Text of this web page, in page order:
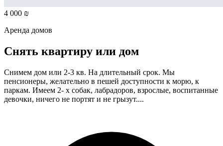
4 000 ₪
Аренда домов
Снять квартиру или дом
Снимем дом или 2-3 кв. На длительный срок. Мы
пенсионеры, желательно в пешей доступности к морю, к
паркам. Имеем 2- х собак, лабрадоров, взрослые, воспитанные
девочки, ничего не портят и не грызут....